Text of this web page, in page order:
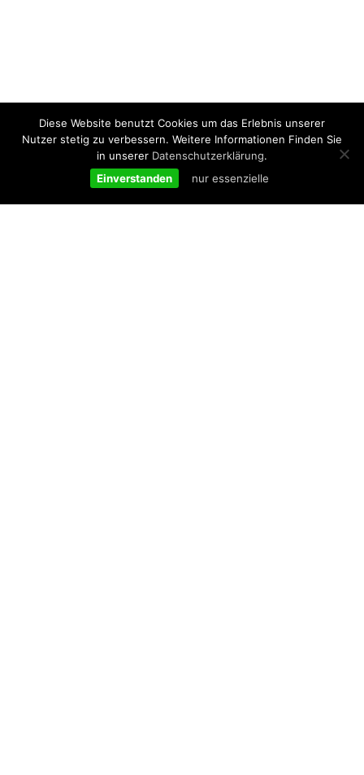
Diese Website benutzt Cookies um das Erlebnis unserer
Nutzer stetig zu verbessern. Weitere Informationen Finden Sie
in unserer Datenschutzerklärung.
Einverstanden
nur essenzielle